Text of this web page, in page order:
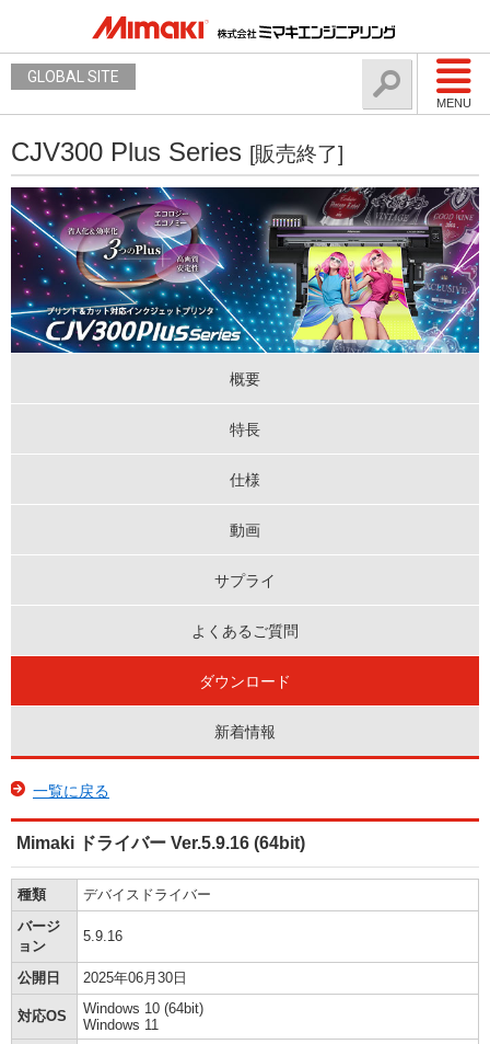
MENU
GLOBAL SITE
CJV300 Plus Series [販売終了]
概要
特長
仕様
動画
サプライ
よくあるご質問
ダウンロード
新着情報
一覧に戻る
Mimaki ドライバー Ver.5.9.16 (64bit)
種類
デバイスドライバー
バージ
ョン
5.9.16
公開日 2025年06月30日
対応OS
Windows 10 (64bit)
Windows 11